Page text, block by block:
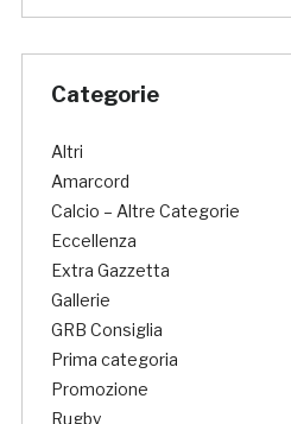
Categorie
Altri
Amarcord
Calcio – Altre Categorie
Eccellenza
Extra Gazzetta
Gallerie
GRB Consiglia
Prima categoria
Promozione
Rugby